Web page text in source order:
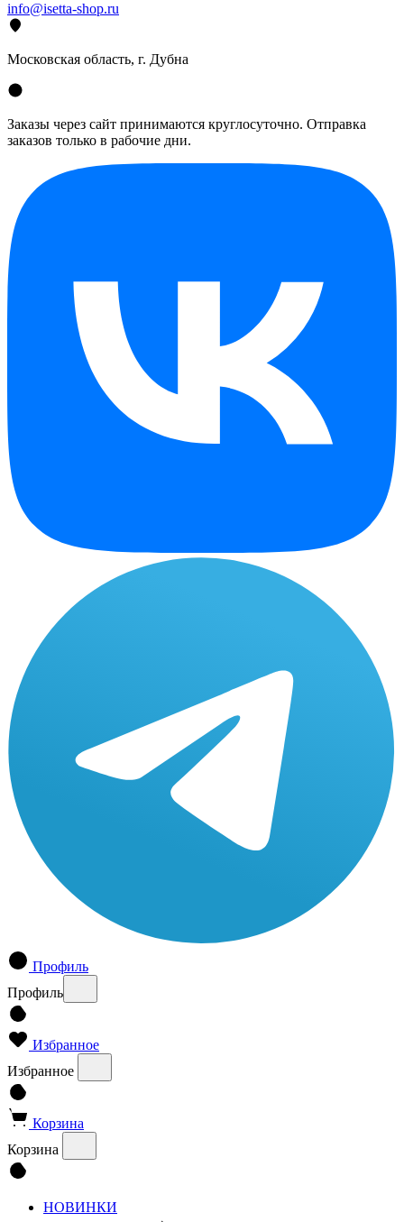
info@isetta-shop.ru
Московская область, г. Дубна
Заказы через сайт принимаются круглосуточно. Отправка
заказов только в рабочие дни.
Профиль
Профиль
Избранное
Избранное
Корзина
Корзина
НОВИНКИ